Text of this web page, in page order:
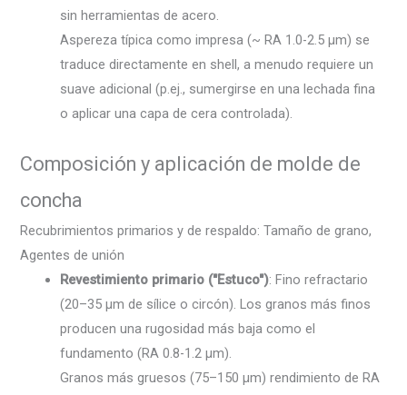
sin herramientas de acero.
Aspereza típica como impresa (~ RA 1.0-2.5 µm) se
traduce directamente en shell, a menudo requiere un
suave adicional (p.ej., sumergirse en una lechada fina
o aplicar una capa de cera controlada).
Composición y aplicación de molde de
concha
Recubrimientos primarios y de respaldo: Tamaño de grano,
Agentes de unión
Revestimiento primario ("Estuco"): Fino refractario
(20–35 µm de sílice o circón). Los granos más finos
producen una rugosidad más baja como el
fundamento (RA 0.8-1.2 µm).
Granos más gruesos (75–150 µm) rendimiento de RA